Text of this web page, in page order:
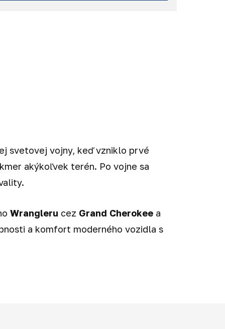
svetovej vojny, keď vzniklo prvé
akýkoľvek terén. Po vojne sa
Wrangleru cez Grand Cherokee a
a komfort moderného vozidla s